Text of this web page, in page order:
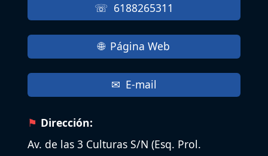
6188265311
Página Web
E-mail
Dirección:
Av. de las 3 Culturas S/N (Esq. Prol.